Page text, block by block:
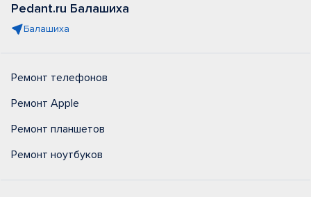
Pedant.ru Балашиха
Балашиха
Ремонт телефонов
Ремонт Apple
Ремонт планшетов
Ремонт ноутбуков